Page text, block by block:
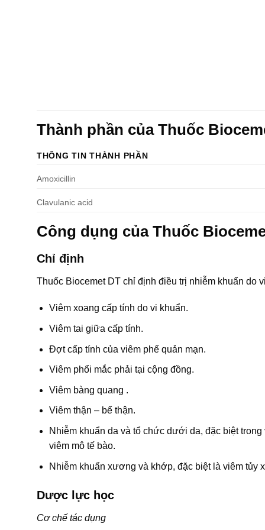
Thành phần của Thuốc
THÔNG TIN THÀNH PHẦN
Amoxicillin
Clavulanic acid
Công dụng của Thuốc
Chỉ định
Thuốc Biocemet DT chỉ định điều trị nhiễm khuẩn
Viêm xoang cấp tính do vi khuẩn.
Viêm tai giữa cấp tính.
Đợt cấp tính của viêm phế quản mạn.
Viêm phổi mắc phải tại cộng đồng.
Viêm bàng quang .
Viêm thận – bể thận.
Nhiễm khuẩn da và tổ chức dưới da, đặc biệt
viêm mô tế bào.
Nhiễm khuẩn xương và khớp, đặc biệt là viêm tủy
Dược lực học
Cơ chế tác dụng